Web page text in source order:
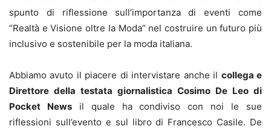
spunto di riflessione sull’importanza di eventi come
“Realtà e Visione oltre la Moda” nel costruire un futuro più
inclusivo e sostenibile per la moda italiana.
Abbiamo avuto il piacere di intervistare anche il collega e
Direttore della testata giornalistica Cosimo De Leo di
Pocket Newsil quale ha condiviso con noi le sue
riflessioni sull’evento e sul libro di Francesco Casile. De